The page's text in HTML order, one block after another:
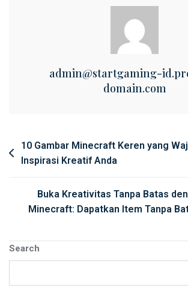
admin@startgaming-
domain.com
Post
navigation
10 Gambar Minecraft Keren yang
Inspirasi Kreatif Anda
Buka Kreativitas Tanpa Batas
Minecraft: Dapatkan Item Tanpa
Search